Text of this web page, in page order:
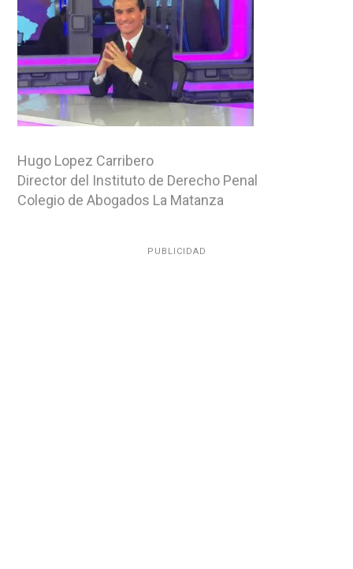
Hugo Lopez Carribero
Director del Instituto de Derecho Penal
Colegio de Abogados La Matanza
PUBLICIDAD